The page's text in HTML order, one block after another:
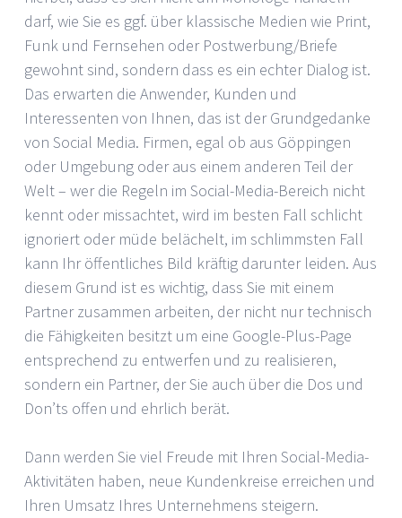
darf, wie Sie es ggf. über klassische Medien wie Print,
Funk und Fernsehen oder Postwerbung/Briefe
gewohnt sind, sondern dass es ein echter Dialog ist.
Das erwarten die Anwender, Kunden und
Interessenten von Ihnen, das ist der Grundgedanke
von Social Media. Firmen, egal ob aus Göppingen
oder Umgebung oder aus einem anderen Teil der
Welt – wer die Regeln im Social-Media-Bereich nicht
kennt oder missachtet, wird im besten Fall schlicht
ignoriert oder müde belächelt, im schlimmsten Fall
kann Ihr öffentliches Bild kräftig darunter leiden. Aus
diesem Grund ist es wichtig, dass Sie mit einem
Partner zusammen arbeiten, der nicht nur technisch
die Fähigkeiten besitzt um eine Google-Plus-Page
entsprechend zu entwerfen und zu realisieren,
sondern ein Partner, der Sie auch über die Dos und
Don’ts offen und ehrlich berät.
Dann werden Sie viel Freude mit Ihren Social-Media-
Aktivitäten haben, neue Kundenkreise erreichen und
Ihren Umsatz Ihres Unternehmens steigern.